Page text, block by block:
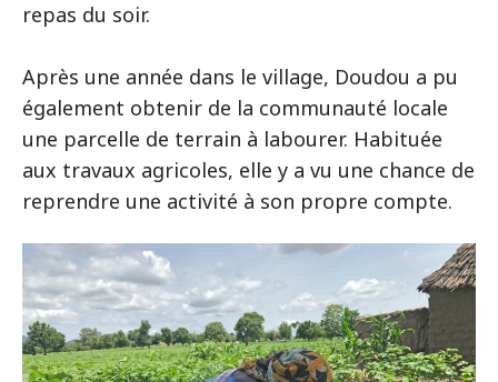
repas du soir.
Après une année dans le village, Doudou a pu
également obtenir de la communauté locale
une parcelle de terrain à labourer. Habituée
aux travaux agricoles, elle y a vu une chance de
reprendre une activité à son propre compte.